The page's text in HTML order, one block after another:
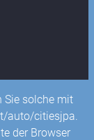
Sie solche mit
auto/citiesjpa.
der Browser